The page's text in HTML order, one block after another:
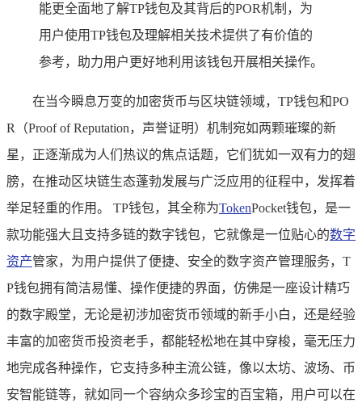
能更全面地了解TP钱包及其背后的POR机制，为
用户使用TP钱包及理解相关技术提供了有价值的
参考，助力用户更好地利用该钱包开展相关操作。
在当今瞬息万变的加密货币与区块链领域，TP钱包和PO
R（Proof of Reputation，声誉证明）机制宛如两颗璀璨的新
星，正逐渐成为人们热议的焦点话题，它们犹如一双有力的翅
膀，在推动区块链生态蓬勃发展与广泛应用的征程中，发挥着
举足轻重的作用。 TP钱包，其全称为TokenPocket钱包，是一
款功能强大且支持多链的数字钱包，它就像是一位贴心的数字
资产管家，为用户提供了便捷、安全的数字资产管理服务，T
P钱包拥有简洁易懂、操作便捷的界面，仿佛是一座设计精巧
的数字殿堂，无论是初涉加密货币领域的新手小白，还是经验
丰富的加密货币投资老手，都能轻松地在其中穿梭，毫无压力
地完成各种操作，它支持多种主流公链，像以太坊、波场、币
安智能链等，就如同一个容纳众多珍宝的百宝箱，用户可以在